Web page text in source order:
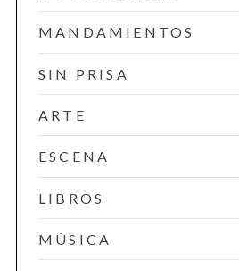
MANDAMIENTOS
SIN PRISA
ARTE
ESCENA
LIBROS
MÚSICA